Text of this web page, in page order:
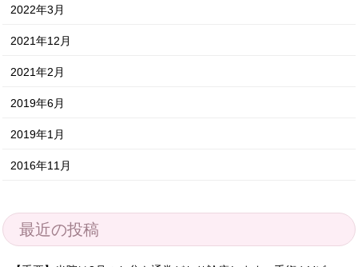
2022年3月
2021年12月
2021年2月
2019年6月
2019年1月
2016年11月
最近の投稿